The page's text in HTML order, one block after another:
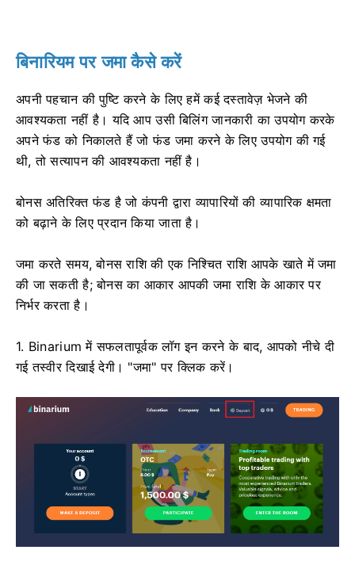
बिनारियम पर जमा कैसे करें
अपनी पहचान की पुष्टि करने के लिए हमें कई दस्तावेज़ भेजने की
आवश्यकता नहीं है। यदि आप उसी बिलिंग जानकारी का उपयोग करके
अपने फंड को निकालते हैं जो फंड जमा करने के लिए उपयोग की गई
थी, तो सत्यापन की आवश्यकता नहीं है।
बोनस अतिरिक्त फंड है जो कंपनी द्वारा व्यापारियों की व्यापारिक क्षमता
को बढ़ाने के लिए प्रदान किया जाता है।
जमा करते समय, बोनस राशि की एक निश्चित राशि आपके खाते में जमा
की जा सकती है; बोनस का आकार आपकी जमा राशि के आकार पर
निर्भर करता है।
1. Binarium में सफलतापूर्वक लॉग इन करने के बाद, आपको नीचे दी
गई तस्वीर दिखाई देगी। "जमा" पर क्लिक करें।